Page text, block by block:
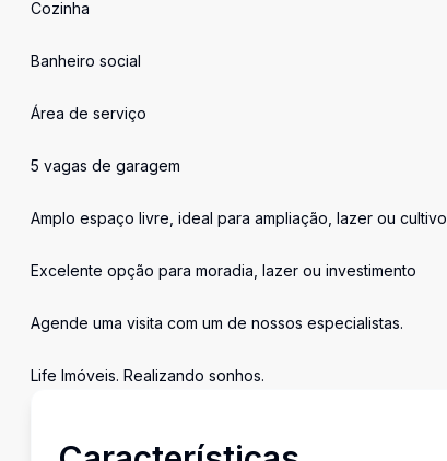
Cozinha
Banheiro social
Área de serviço
5 vagas de garagem
Amplo espaço livre, ideal para ampliação, lazer ou cultivo
Excelente opção para moradia, lazer ou investimento
Agende uma visita com um de nossos especialistas.
Life Imóveis. Realizando sonhos.